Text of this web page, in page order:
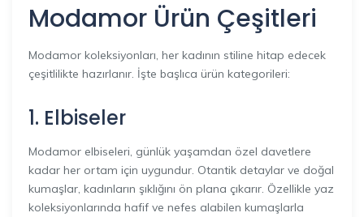
Modamor Ürün Çeşitleri
Modamor koleksiyonları, her kadının stiline hitap edecek
çeşitlilikte hazırlanır. İşte başlıca ürün kategorileri:
1. Elbiseler
Modamor elbiseleri, günlük yaşamdan özel davetlere
kadar her ortam için uygundur. Otantik detaylar ve doğal
kumaşlar, kadınların şıklığını ön plana çıkarır. Özellikle yaz
koleksiyonlarında hafif ve nefes alabilen kumaşlarla